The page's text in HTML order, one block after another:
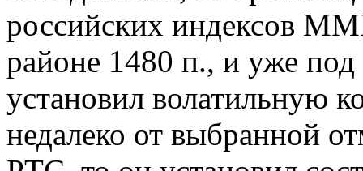
российских индексов
районе 1480 п., и уже
установил волатильную
недалеко от выбранной